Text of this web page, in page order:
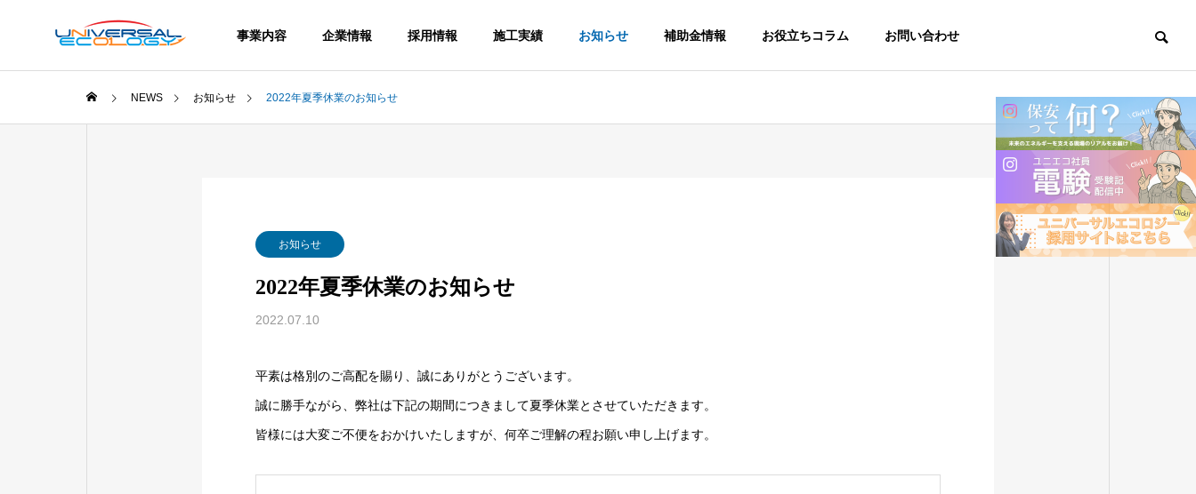
事業内容 企業情報 採用情報 施工実績 お知らせ 補助金情報 お役立ちコラム お問い合わせ
HISTORY
NEWS お知らせ 2022年夏季休業のお知らせ
お知らせ
2022年夏季休業のお知らせ
2022.07.10
平素は格別のご高配を賜り、誠にありがとうございます。
誠に勝手ながら、弊社は下記の期間につきまして夏季休業とさせていただきます。
皆様には大変ご不便をおかけいたしますが、何卒ご理解の程お願い申し上げます。